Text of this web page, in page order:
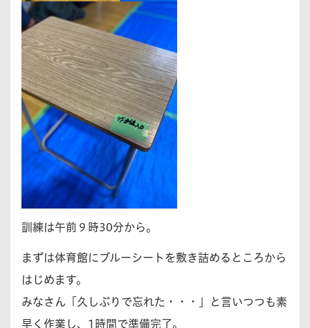
訓練は午前９時30分から。
まずは体育館にブルーシートを敷き詰めるところから
はじめます。
みなさん「久しぶりで忘れた・・・」と言いつつも素
早く作業し、1時間で準備完了。